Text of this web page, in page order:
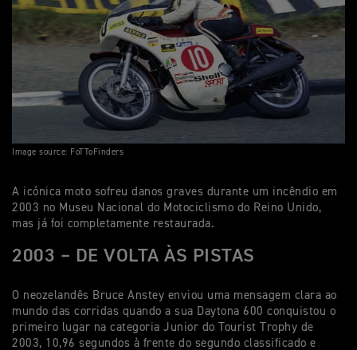
Image source: FoTToFinders
A icónica moto sofreu danos graves durante um incêndio em
2003 no Museu Nacional do Motociclismo do Reino Unido,
mas já foi completamente restaurada.
2003 – DE VOLTA ÀS PISTAS
O neozelandês Bruce Anstey enviou uma mensagem clara ao
mundo das corridas quando a sua Daytona 600 conquistou o
primeiro lugar na categoria Junior do Tourist Trophy de
2003, 10,96 segundos à frente do segundo classificado e